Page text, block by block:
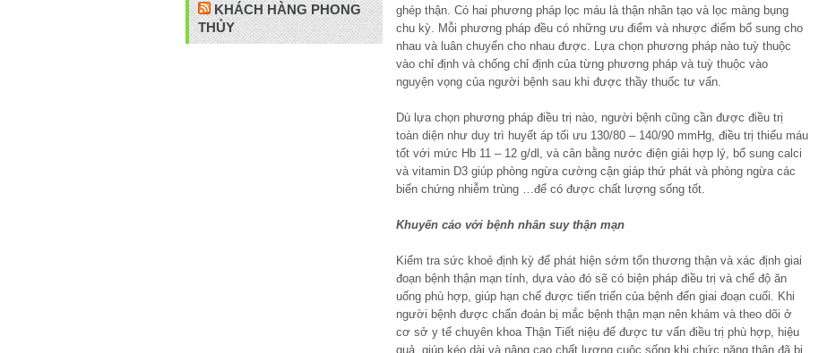
ghép thận. Có hai phương pháp lọc máu là thận nhân tạo và lọc màng bụng
chu kỳ. Mỗi phương pháp đều có những ưu điểm và nhược điểm bổ sung cho
nhau và luân chuyển cho nhau được. Lựa chọn phương pháp nào tuỳ thuộc
vào chỉ định và chống chỉ định của từng phương pháp và tuỳ thuộc vào
nguyện vọng của người bệnh sau khi được thầy thuốc tư vấn.
Dù lựa chọn phương pháp điều trị nào, người bệnh cũng cần được điều trị
toàn diện như duy trì huyết áp tối ưu 130/80 – 140/90 mmHg, điều trị thiếu máu
tốt với mức Hb 11 – 12 g/dl, và cân bằng nước điện giải hợp lý, bổ sung calci
và vitamin D3 giúp phòng ngừa cường cận giáp thứ phát và phòng ngừa các
biến chứng nhiễm trùng …để có được chất lượng sống tốt.
Khuyến cáo với bệnh nhân suy thận mạn
Kiểm tra sức khoẻ định kỳ để phát hiện sớm tổn thương thận và xác định giai
đoạn bệnh thận mạn tính, dựa vào đó sẽ có biện pháp điều trị và chế độ ăn
uống phù hợp, giúp hạn chế được tiến triển của bệnh đến giai đoạn cuối. Khi
người bệnh được chẩn đoán bị mắc bệnh thận mạn nên khám và theo dõi ở
cơ sở y tế chuyên khoa Thận Tiết niệu để được tư vấn điều trị phù hợp, hiệu
quả, giúp kéo dài và nâng cao chất lượng cuộc sống khi chức năng thận đã bị
KHÁCH HÀNG PHONG
THỦY